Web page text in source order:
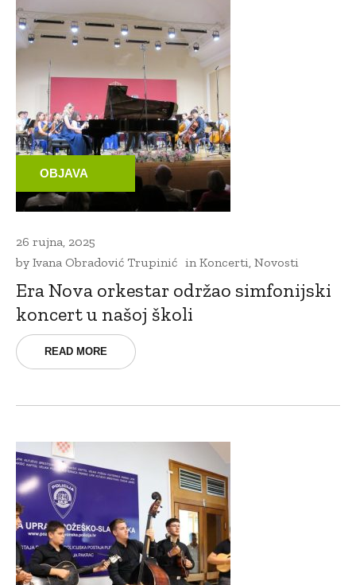
OBJAVA
26 rujna, 2025
by Ivana Obradović Trupinić in Koncerti Novosti
Era Nova orkestar održao simfonijski
koncert u našoj školi
READ MORE